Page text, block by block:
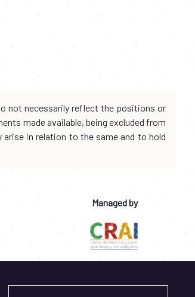
not necessarily reflect the positions or
made available, being excluded from
in relation to the same and to hold
Managed by